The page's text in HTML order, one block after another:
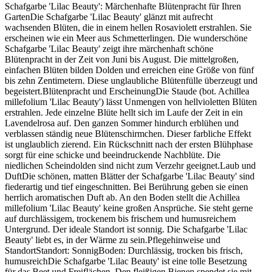
Schafgarbe 'Lilac Beauty': Märchenhafte Blütenpracht für Ihren
GartenDie Schafgarbe 'Lilac Beauty' glänzt mit aufrecht
wachsenden Blüten, die in einem hellen Rosaviolett erstrahlen. Sie
erscheinen wie ein Meer aus Schmetterlingen. Die wunderschöne
Schafgarbe 'Lilac Beauty' zeigt ihre märchenhaft schöne
Blütenpracht in der Zeit von Juni bis August. Die mittelgroßen,
einfachen Blüten bilden Dolden und erreichen eine Größe von fünf
bis zehn Zentimetern. Diese unglaubliche Blütenfülle überzeugt und
begeistert.Blütenpracht und ErscheinungDie Staude (bot. Achillea
millefolium 'Lilac Beauty') lässt Unmengen von hellvioletten Blüten
erstrahlen. Jede einzelne Blüte hellt sich im Laufe der Zeit in ein
Lavendelrosa auf. Den ganzen Sommer hindurch erblühen und
verblassen ständig neue Blütenschirmchen. Dieser farbliche Effekt
ist unglaublich zierend. Ein Rückschnitt nach der ersten Blühphase
sorgt für eine schicke und beeindruckende Nachblüte. Die
niedlichen Scheindolden sind nicht zum Verzehr geeignet.Laub und
DuftDie schönen, matten Blätter der Schafgarbe 'Lilac Beauty' sind
fiederartig und tief eingeschnitten. Bei Berührung geben sie einen
herrlich aromatischen Duft ab. An den Boden stellt die Achillea
millefolium 'Lilac Beauty' keine großen Ansprüche. Sie steht gerne
auf durchlässigem, trockenem bis frischem und humusreichem
Untergrund. Der ideale Standort ist sonnig. Die Schafgarbe 'Lilac
Beauty' liebt es, in der Wärme zu sein.Pflegehinweise und
StandortStandort: SonnigBoden: Durchlässig, trocken bis frisch,
humusreichDie Schafgarbe 'Lilac Beauty' ist eine tolle Besetzung